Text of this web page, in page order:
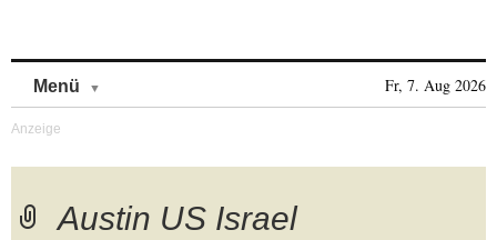
Menü Fr, 7. Aug 2026
Austin US Israel